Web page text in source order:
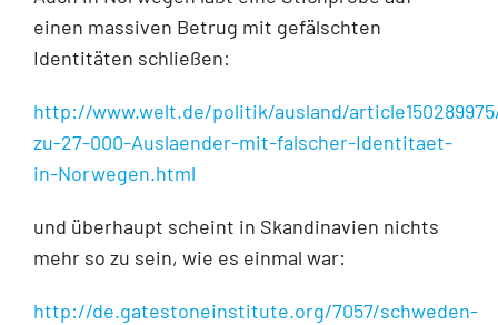
einen massiven Betrug mit gefälschten
Identitäten schließen:
http://www.welt.de/politik/ausland/
zu-27-000-Auslaender-mit-falscher-Identitaet-
in-Norwegen.html
und überhaupt scheint in Skandinavien nichts
mehr so zu sein, wie es einmal war:
http://de.gatestoneinstitute.org/7057/schweden-